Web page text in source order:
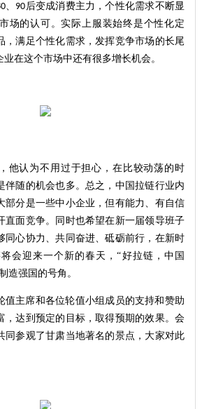
、 90后变成消费主力，个性化需求不断显
场的认可。实际上服装始终是个性化定
，满足个性化需求，发挥竞争市场的长尾
在这个市场中还有很多增长机会。
他认为不用过于担心，在比较动荡的时
伴随的机会也多。总之，中国拉链行业内
部分是一些中小企业，但有能力、有自信
直面竞争。同时也希望在新一届领导班子
同心协力、共同奋进、砥砺前行，在新时
会迎来一个新的春天，“好拉链，中国
造强国的号角。
值主席和各位轮值小组成员的支持和赞助
，达到预定的目标，取得预期的效果。会
同参观了甘肃当地著名的景点，大家对此